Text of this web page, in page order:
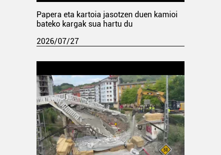
Papera eta kartoia jasotzen duen kamioi
bateko kargak sua hartu du
2026/07/27